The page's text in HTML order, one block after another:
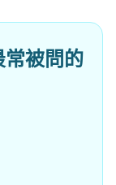
被問的